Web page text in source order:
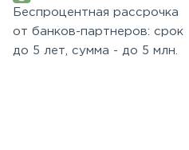
Беспроцентная рассрочка
от банков-партнеров: срок
до 5 лет, сумма - до 5 млн.